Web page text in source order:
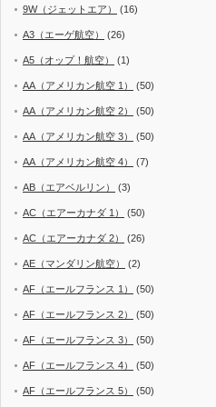
9W（ジェットエア） (16)
A3（エーゲ航空） (26)
A5（オップ！航空） (1)
AA（アメリカン航空 1） (50)
AA（アメリカン航空 2） (50)
AA（アメリカン航空 3） (50)
AA（アメリカン航空 4） (7)
AB（エアベルリン） (3)
AC（エアーカナダ 1） (50)
AC（エアーカナダ 2） (26)
AE（マンダリン航空） (2)
AF（エールフランス 1） (50)
AF（エールフランス 2） (50)
AF（エールフランス 3） (50)
AF（エールフランス 4） (50)
AF（エールフランス 5） (50)